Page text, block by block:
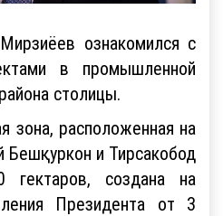
ознакомился с
в промышленной
столицы.
зона, расположенная на
Бешқуркон и Тирсакобод
создана на
Президента от 3